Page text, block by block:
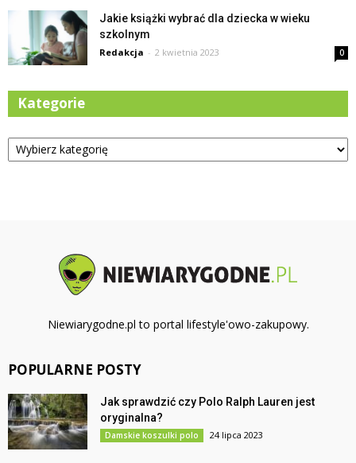
Jakie książki wybrać dla dziecka w wieku
szkolnym
Redakcja - 2 kwietnia 2023 0
Kategorie
Kategorie
Niewiarygodne.pl to portal lifestyle'owo-zakupowy.
POPULARNE POSTY
Jak sprawdzić czy Polo Ralph Lauren jest
oryginalna?
Damskie koszulki polo 24 lipca 2023